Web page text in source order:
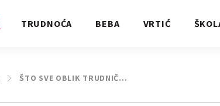
TRUDNOĆA BEBA VRTIĆ
ŠTO SVE OBLIK TRUDNIČ…